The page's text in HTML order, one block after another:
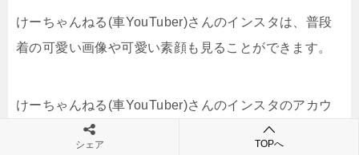
けーちゃんねる(車YouTuber)さんのインスタは、普段
着の可愛い画像や可愛い素顔も見ることができます。
けーちゃんねる(車YouTuber)さんのインスタのアカウ
ントはコチラです。
シェア TOPへ